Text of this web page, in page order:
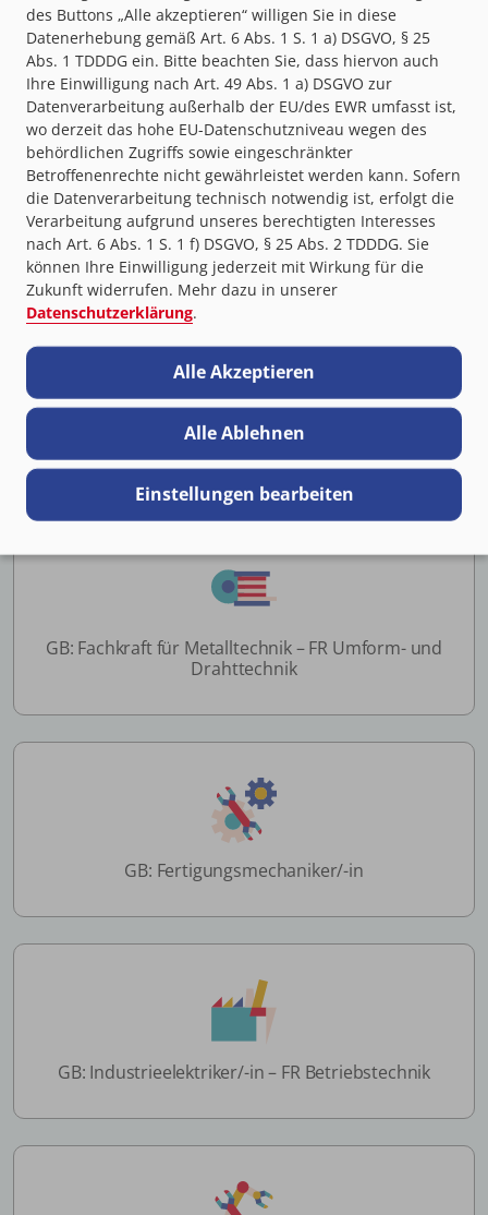
Zerspanungstechnik
GB: Fachkraft für Metalltechnik – FR
Konstruktionstechnik
GB: Fachkraft für Metalltechnik – FR Montagetechnik
GB: Fachkraft für Metalltechnik – FR Umform- und
Drahttechnik
GB: Fertigungsmechaniker/-in
GB: Industrieelektriker/-in – FR Betriebstechnik
des Buttons „Alle akzeptieren“ willigen Sie in diese
Datenerhebung gemäß Art. 6 Abs. 1 S. 1 a) DSGVO, § 25
Abs. 1 TDDDG ein. Bitte beachten Sie, dass hiervon auch
Ihre Einwilligung nach Art. 49 Abs. 1 a) DSGVO zur
Datenverarbeitung außerhalb der EU/des EWR umfasst ist,
wo derzeit das hohe EU-Datenschutzniveau wegen des
behördlichen Zugriffs sowie eingeschränkter
Betroffenenrechte nicht gewährleistet werden kann. Sofern
die Datenverarbeitung technisch notwendig ist, erfolgt die
Verarbeitung aufgrund unseres berechtigten Interesses
nach Art. 6 Abs. 1 S. 1 f) DSGVO, § 25 Abs. 2 TDDDG. Sie
können Ihre Einwilligung jederzeit mit Wirkung für die
Zukunft widerrufen. Mehr dazu in unserer
Datenschutzerklärung.
Einstellungen bearbeiten
Alle Ablehnen
Alle Akzeptieren